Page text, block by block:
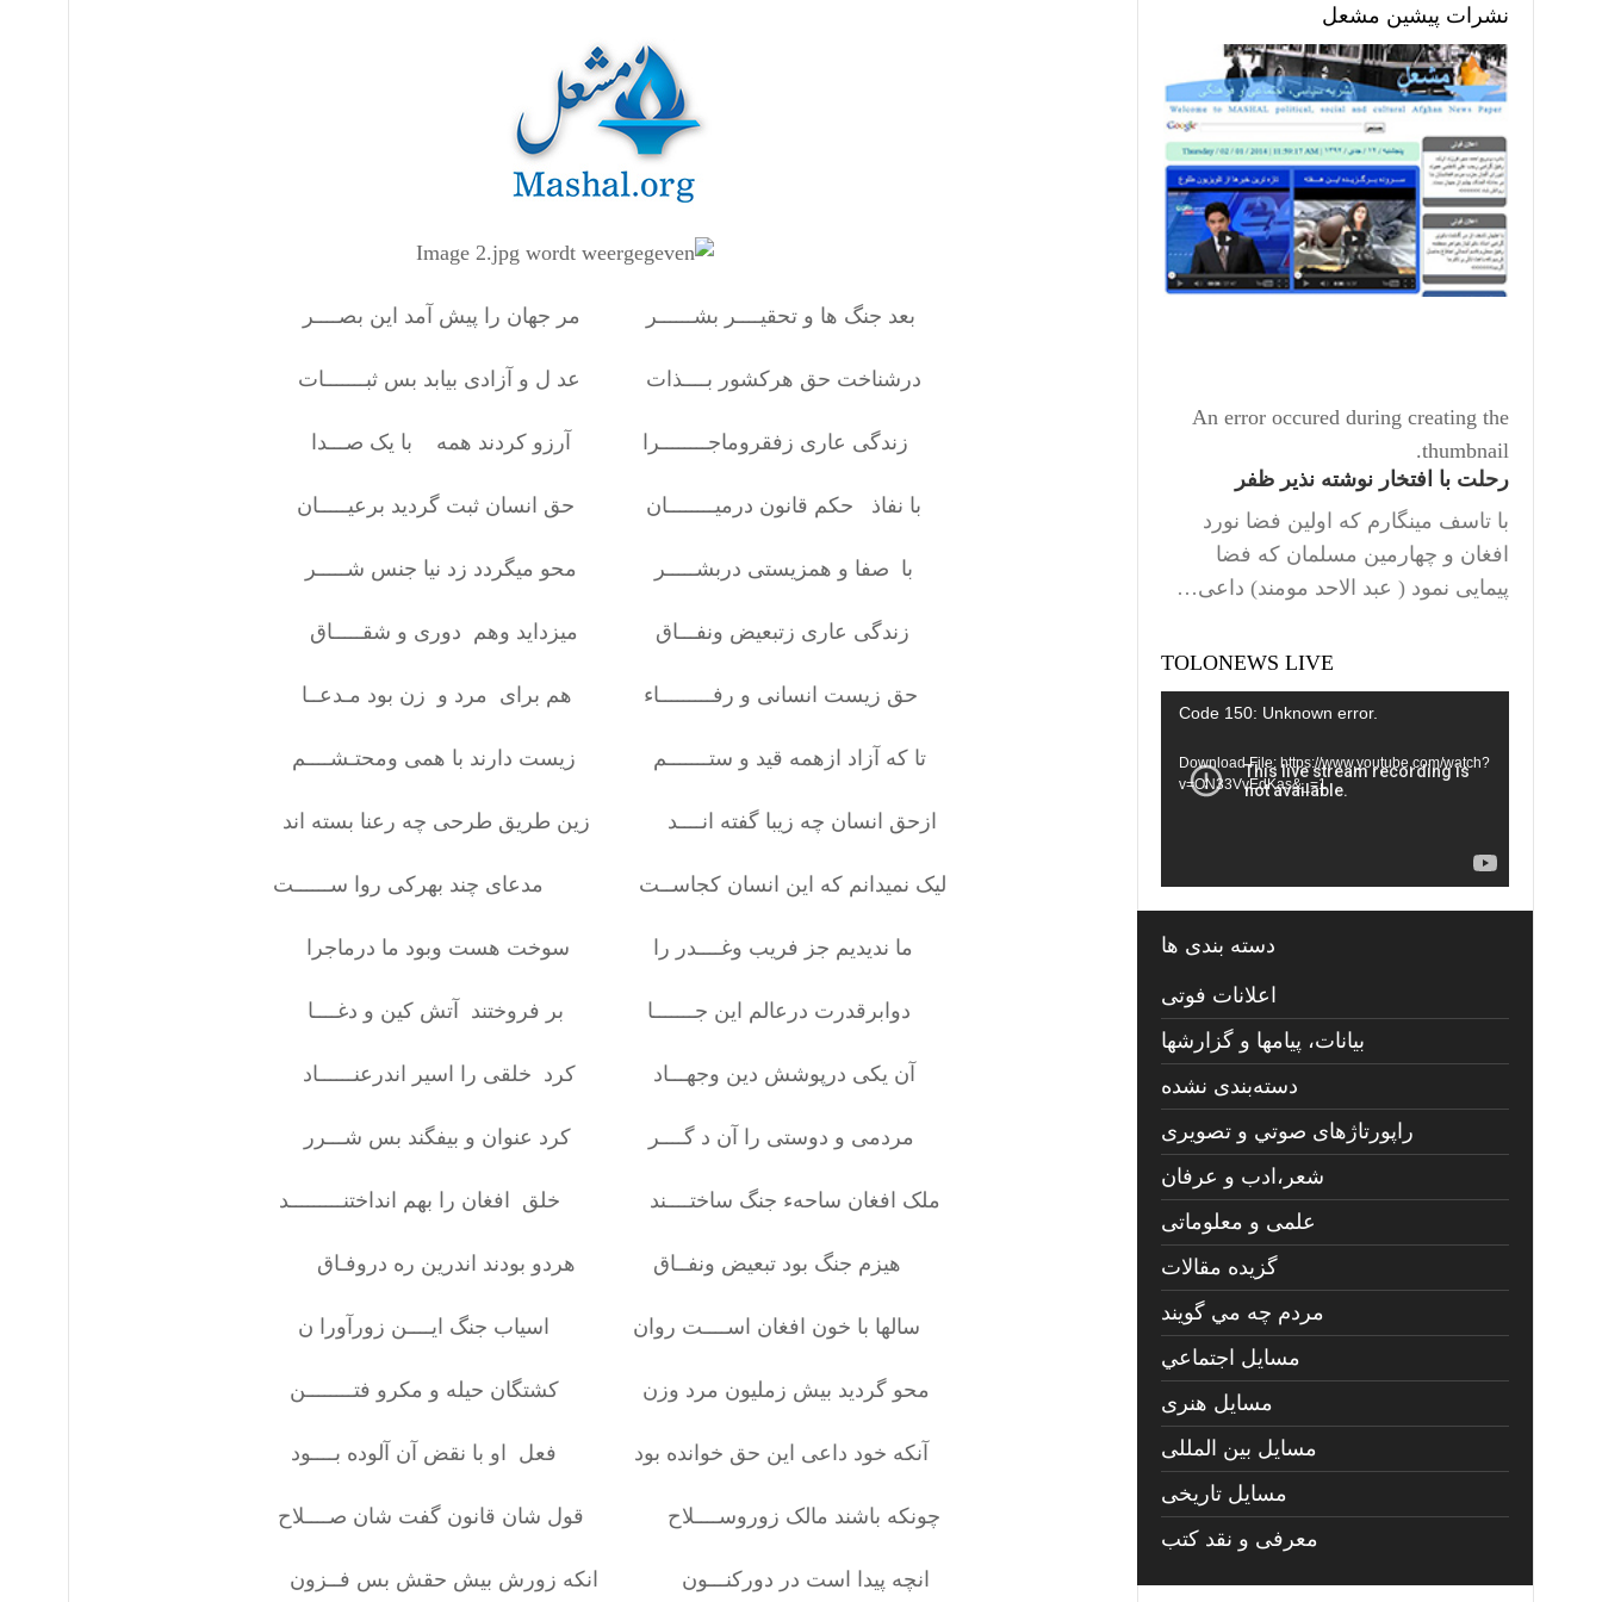
بعد جنگ ها و تحقیــــر بشــــــر مر جهان را پیش آمد این بصــــر
درشناخت حق هرکشور بــــذات عد ل و آزادی بیابد بس ثبـــــــات
زندگی عاری زفقروماجــــــــرا آرزو کردند همه با یک صـــدا
با نفاذ حکم قانون درمیــــــــان حق انسان ثبت گردید برعیـــــان
با صفا و همزیستی دربشـــــر محو میگردد زد نیا جنس شـــــر
زندگی عاری زتبعیض ونفـــاق میزداید وهم دوری و شقـــــاق
حق زیست انسانی و رفـــــــــاء هم برای مرد و زن بود مـدعــا
تا که آزاد ازهمه قید و ستـــــــم زیست دارند با همی ومحتـشــــم
ازحق انسان چه زیبا گفته انــــد زین طریق طرحی چه رعنا بسته اند
لیک نمیدانم که این انسان کجاســت مدعای چند بهرکی روا ســــــت
ما ندیدیم جز فریب وغــــدر را سوخت هست وبود ما درماجرا
دوابرقدرت درعالم این جـــــــا بر فروختند آتش کین و دغــــا
آن یکی درپوشش دین وجهـــاد کرد خلقی را اسیر اندرعنــــــاد
مردمی و دوستی را آن د گــــر کرد عنوان و بیفگند بس شـــرر
ملک افغان ساحهء جنگ ساختــــند خلق افغان را بهم انداختنـــــــــد
هیزم جنگ بود تبعیض ونفــاق هردو بودند اندرین ره دروفـاق
سالها با خون افغان اســــت روان اسیاب جنگ ایــــن زورآورا ن
محو گردید بیش زملیون مرد وزن کشتگان حیله و مکرو فتــــــــن
آنکه خود داعی این حق خوانده بود فعل او با نقض آن آلوده بــــود
چونکه باشند مالک زوروســــلاح قول شان قانون گفت شان صــــلاح
انچه پیدا است در دورکنـــون انکه زورش بیش حقش بس فــزون
نشرات پیشین مشعل
An error occured during creating the
thumbnail.
رحلت با افتخار نوشته نذیر ظفر
با تاسف مینگارم که اولین فضا نورد
افغان و چهارمین مسلمان که فضا
پیمایی نمود ( عبد الاحد مومند) داعی…
TOLONEWS LIVE
Video
Code 150: Unknown error.
Download File: https://www.youtube.com/watch?
v=ON33VvEdKas&_=1
دسته بندی ها
اعلانات فوتی
بیانات، پیامها و گزارشها
دسته‌بندی نشده
راپورتاژهای صوتي و تصويری
شعر،ادب و عرفان
علمی و معلوماتی
گزیده مقالات
مردم چه مي گويند
مسايل اجتماعي
مسايل هنری
مسایل بین المللی
مسایل تاریخی
معرفی و نقد کتب